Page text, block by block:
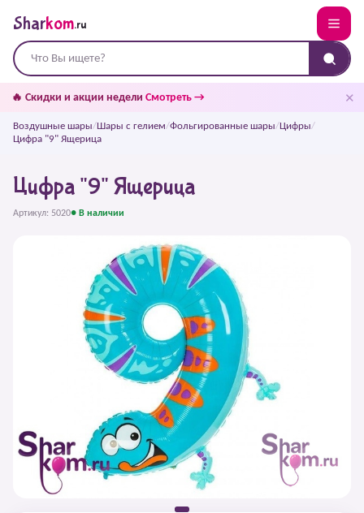
Sharkom.ru
🔥 Скидки и акции недели Смотреть → ✕
Воздушные шары/Шары с гелием/Фольгированные шары/Цифры/
Цифра "9" Ящерица
Цифра "9" Ящерица
Артикул: 5020● В наличии